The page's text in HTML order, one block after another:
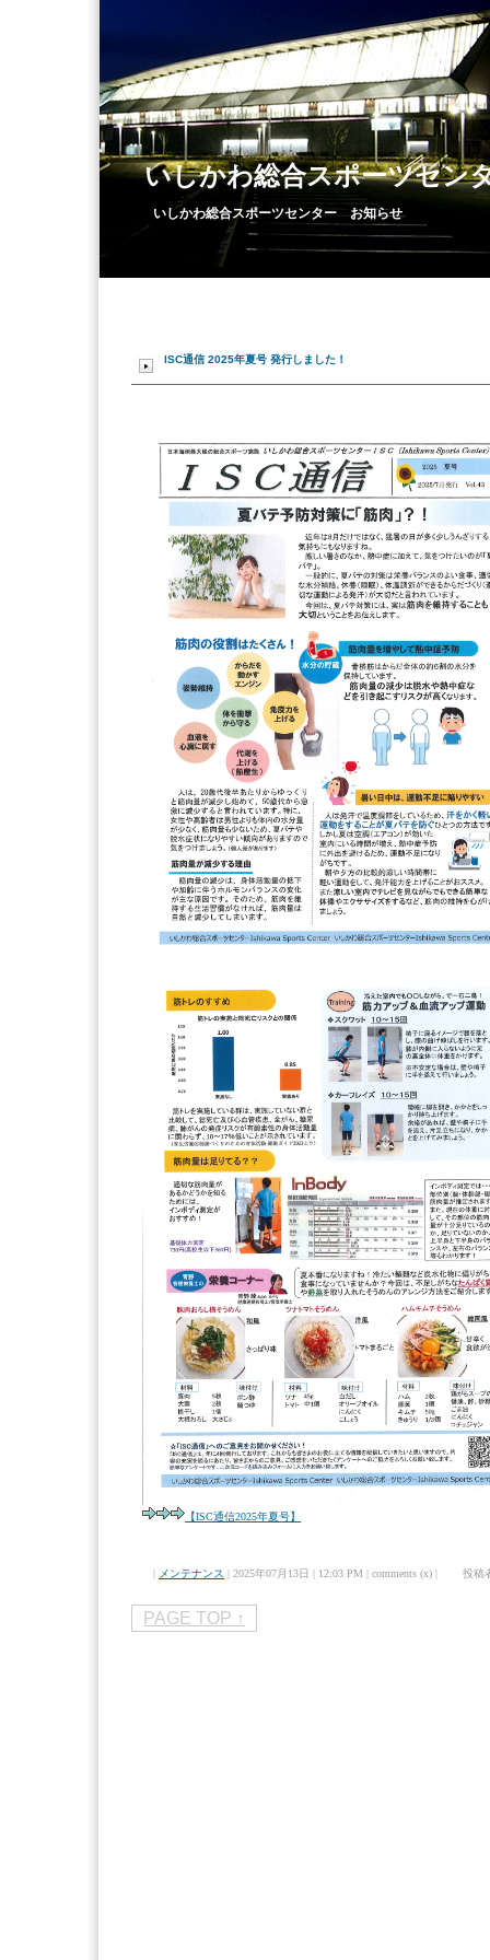
いしかわ総合スポーツセン
いしかわ総合スポーツセンター お知らせ
ISC通信 2025年夏号 発行しました！
【ISC通信2025年夏号】
| メンテナンス | 2025年07月13日 | 12:03 PM | comments (x) | 投稿
PAGE TOP ↑